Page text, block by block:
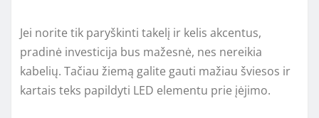
Jei norite tik paryškinti takelį ir kelis akcentus,
pradinė investicija bus mažesnė, nes nereikia
kabelių. Tačiau žiemą galite gauti mažiau šviesos ir
kartais teks papildyti LED elementu prie įėjimo.